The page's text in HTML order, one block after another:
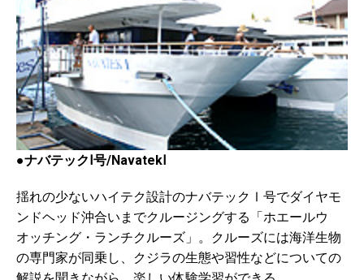
●ナバテックⅠ号/NavatekⅠ
揺れの少ないハイテク設計のナバテックⅠ号でダイヤモ
ンドヘッド沖合いまでクルージングする「ホエールウ
オッチング・ランチクルーズ」。クルーズには海洋生物
の専門家が同乗し、クジラの生態や習性などについての